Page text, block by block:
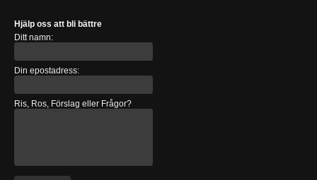
Hjälp oss att bli bättre
Ditt namn:
Din epostadress:
Ris, Ros, Förslag eller Frågor?